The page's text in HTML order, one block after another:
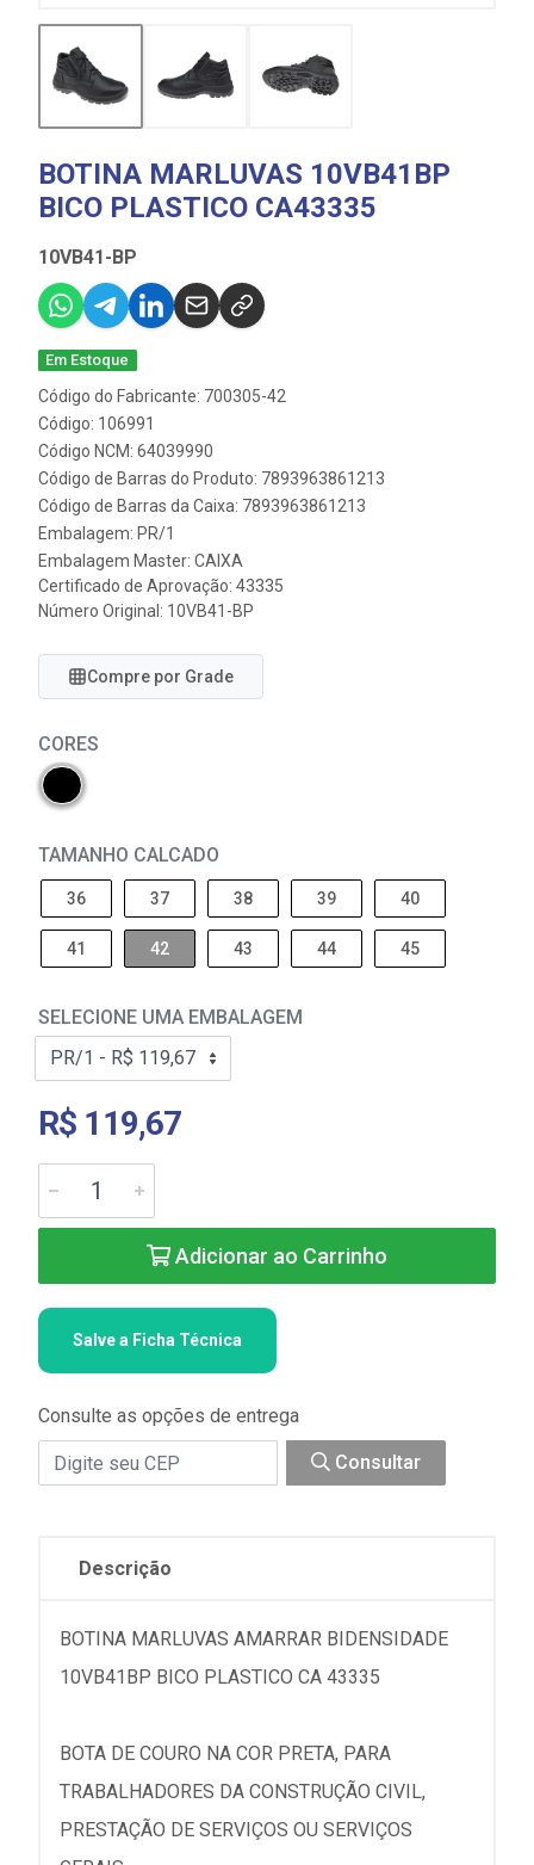
BOTINA MARLUVAS 10VB41BP
BICO PLASTICO CA43335
10VB41-BP
Em Estoque
Código do Fabricante: 700305-42
Código: 106991
Código NCM: 64039990
Código de Barras do Produto: 7893963861213
Código de Barras da Caixa: 7893963861213
Embalagem: PR/1
Embalagem Master: CAIXA
Certificado de Aprovação: 43335
Número Original: 10VB41-BP
Compre por Grade
CORES
TAMANHO CALCADO
36 37 38 39 40
41 42 43 44 45
SELECIONE UMA EMBALAGEM
R$ 119,67
Adicionar ao Carrinho
Salve a Ficha Técnica
Consulte as opções de entrega
Consultar
Descrição
BOTINA MARLUVAS AMARRAR BIDENSIDADE
10VB41BP BICO PLASTICO CA 43335
BOTA DE COURO NA COR PRETA, PARA
TRABALHADORES DA CONSTRUÇÃO CIVIL,
PRESTAÇÃO DE SERVIÇOS OU SERVIÇOS